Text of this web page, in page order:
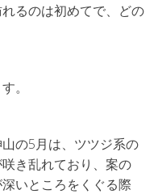
るのは初めてで、どの
。
の5月は、ツツジ系の
き乱れており、案の
いところをくぐる際